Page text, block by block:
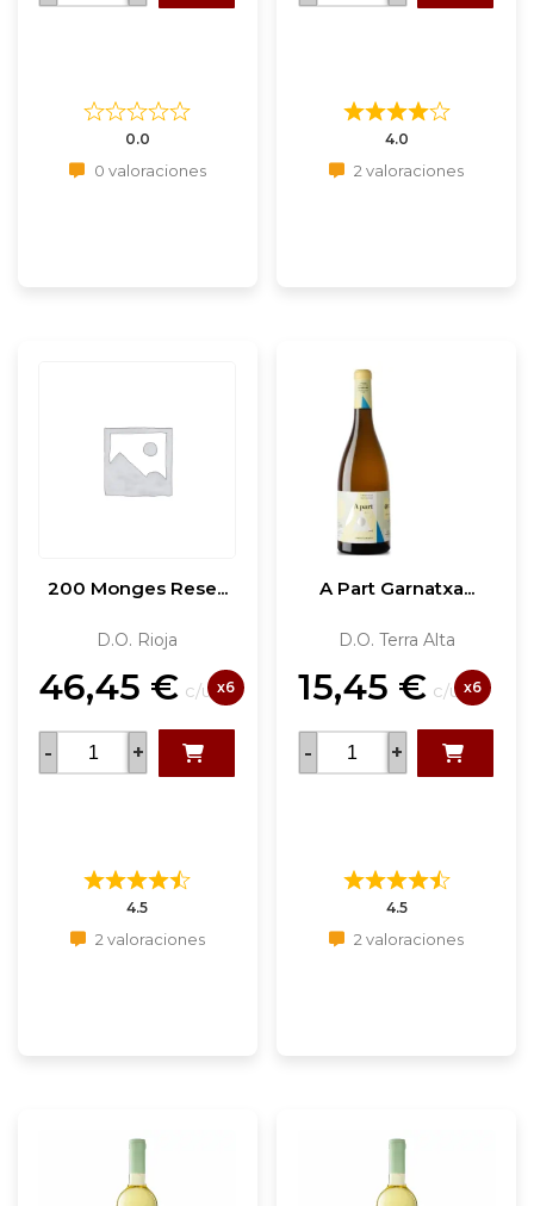
0.0
0 valoraciones
4.0
2 valoraciones
200 Monges Rese...
D.O. Rioja
46,45 € c/u x6
- +
4.5
2 valoraciones
A Part Garnatxa...
D.O. Terra Alta
15,45 € c/u x6
- +
4.5
2 valoraciones